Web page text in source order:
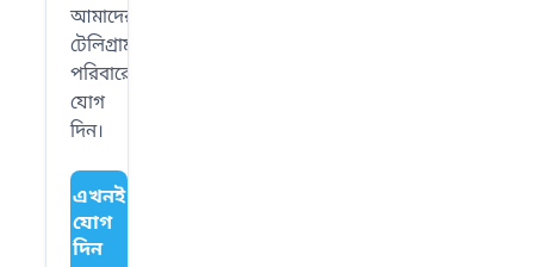
আমাদের
টেলিগ্রাম
পরিবারে
যোগ
দিন।
এখনই
যোগ
দিন